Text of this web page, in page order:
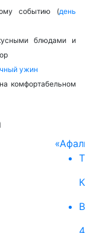
событию (день
блюдами и
ужин
комфортабельном